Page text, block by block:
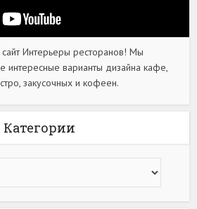
Интерьеры ресторанов! Мы
интересные варианты дизайна кафе,
закусочных и кофеен.
Категории